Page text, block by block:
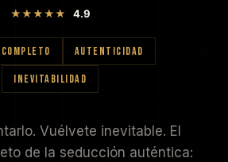
★★★★★ 4.9
AUTENTICIDAD
INEVITABILIDAD
Vuélvete inevitable. El
de la seducción auténtica: